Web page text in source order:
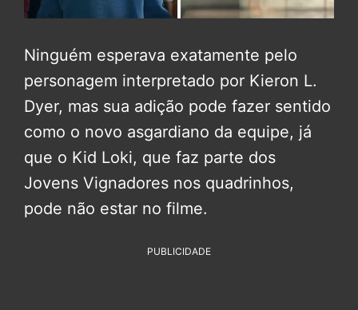
Ninguém esperava exatamente pelo
personagem interpretado por Kieron L.
Dyer, mas sua adição pode fazer sentido
como o novo asgardiano da equipe, já
que o Kid Loki, que faz parte dos
Jovens Vignadores nos quadrinhos,
pode não estar no filme.
PUBLICIDADE